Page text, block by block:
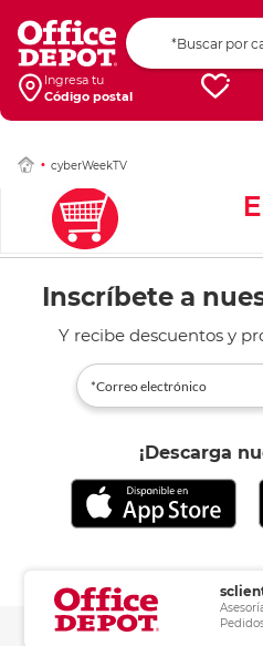
Ingresa tu
Código postal
cyberWeekTV
Inscríbete a
Y recibe descuentos y
¡Descarga